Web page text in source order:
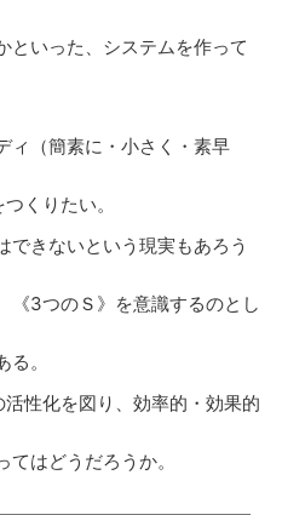
といった、システムを作って
ィ（簡素に・小さく・素早
くりたい。
できないという現実もあろう
《3つのＳ》を意識するのとし
。
性化を図り、効率的・効果的
はどうだろうか。